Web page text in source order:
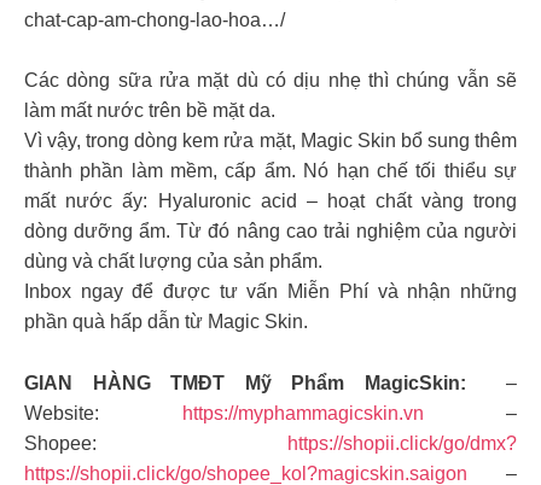
chat-cap-am-chong-lao-hoa…/
Các dòng sữa rửa mặt dù có dịu nhẹ thì chúng vẫn sẽ
làm mất nước trên bề mặt da.
Vì vậy, trong dòng kem rửa mặt, Magic Skin bổ sung thêm
thành phần làm mềm, cấp ẩm. Nó hạn chế tối thiểu sự
mất nước ấy: Hyaluronic acid – hoạt chất vàng trong
dòng dưỡng ẩm. Từ đó nâng cao trải nghiệm của người
dùng và chất lượng của sản phẩm.
Inbox ngay để được tư vấn Miễn Phí và nhận những
phần quà hấp dẫn từ Magic Skin.
GIAN HÀNG TMĐT Mỹ Phẩm MagicSkin:
–
Website:
https://myphammagicskin.vn –
Shopee:
https://shopii.click/go/dmx?
https://shopii.click/go/shopee_kol?magicskin.saigon –